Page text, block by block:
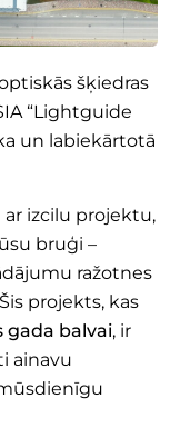
šķiedras
“Lightguide
un labiekārtotā
izcilu projektu,
bruģi –
ražotnes
projekts, kas
balvai, ir
ainavu